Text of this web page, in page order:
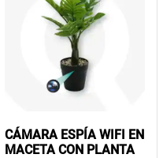
CÁMARA ESPÍA WIFI EN
MACETA CON PLANTA